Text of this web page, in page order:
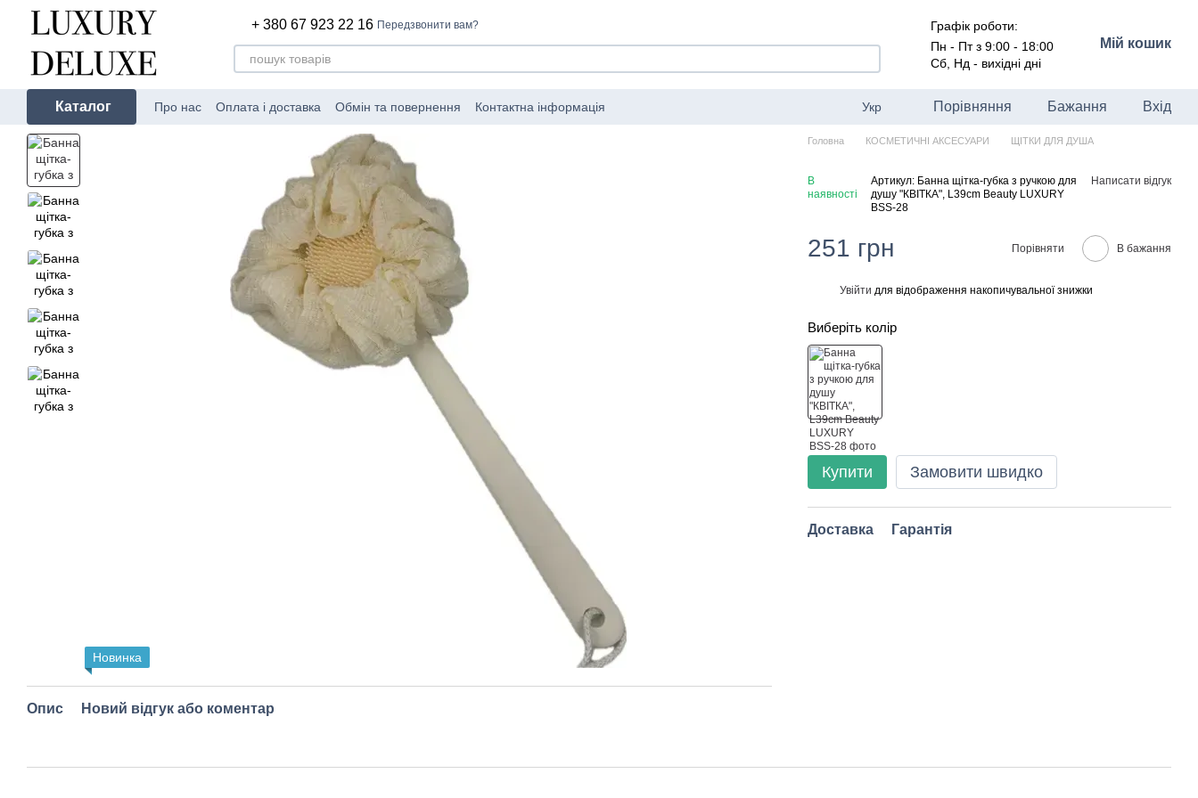
Перейти до основного контенту
+ 380 67 923 22 16 Передзвонити вам?
Графік роботи:
Пн - Пт з 9:00 - 18:00
Сб, Нд - вихідні дні
Мій кошик
Каталог Про нас Оплата і доставка Обмін та повернення Контактна інформація Укр Порівняння Бажання Вхід
Новинка
Опис Новий відгук або коментар
Головна КОСМЕТИЧНІ АКСЕСУАРИ ЩІТКИ ДЛЯ ДУША
В
наявності
Артикул: Банна щітка-губка з ручкою для
душу "КВІТКА", L39cm Beauty LUXURY
BSS-28
Написати відгук
251 грн Порівняти В бажання
Увійти для відображення накопичувальної знижки
Виберіть колір
Купити Замовити швидко
Доставка Гарантія